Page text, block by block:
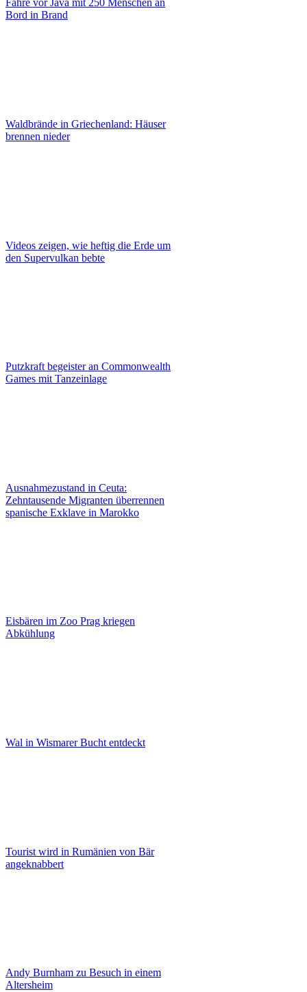
Fähre vor Java mit 250 Menschen an
Bord in Brand
Waldbrände in Griechenland: Häuser
brennen nieder
Videos zeigen, wie heftig die Erde um
den Supervulkan bebte
Putzkraft begeister an Commonwealth
Games mit Tanzeinlage
Ausnahmezustand in Ceuta:
Zehntausende Migranten überrennen
spanische Exklave in Marokko
Eisbären im Zoo Prag kriegen
Abkühlung
Wal in Wismarer Bucht entdeckt
Tourist wird in Rumänien von Bär
angeknabbert
Andy Burnham zu Besuch in einem
Altersheim